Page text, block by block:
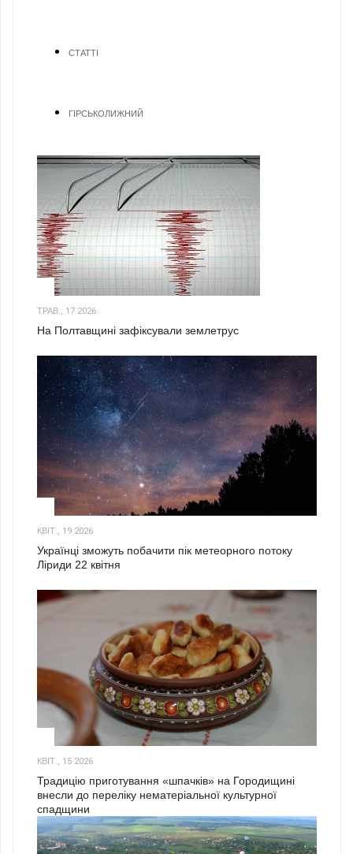
СТАТТІ
ГІРСЬКОЛИЖНИЙ
ТРАВ., 17 2026
На Полтавщині зафіксували землетрус
КВІТ., 19 2026
Українці зможуть побачити пік метеорного потоку
Ліриди 22 квітня
КВІТ., 15 2026
Традицію приготування «шпачків» на Городищині
внесли до переліку нематеріальної культурної
спадщини